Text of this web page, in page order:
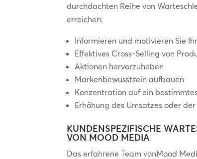
durchdachten Reihe von
erreichen:
Informieren und motivieren Sie
Effektives Cross-Selling von
Aktionen hervorzuheben
Markenbewusstsein aufbauen
Konzentration auf ein
Erhöhung des Umsatzes oder
KUNDENSPEZIFISCHE
VON MOOD MEDIA
Das erfahrene Team vonMood